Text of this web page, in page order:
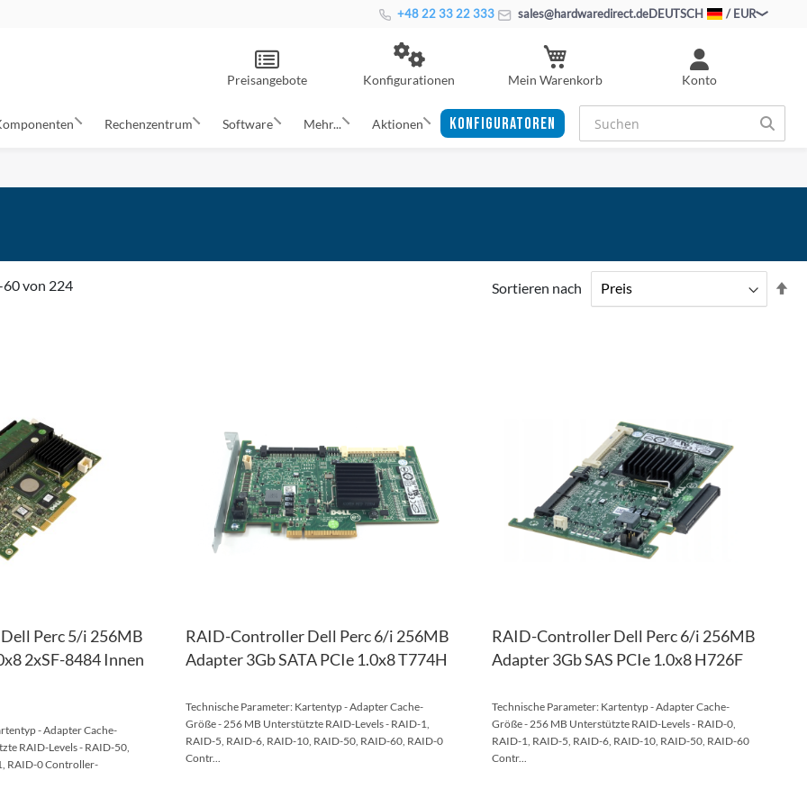
+48 22 33 22 333 sales@hardwaredirect.deDEUTSCH / EUR
Konto
Konfigurationen Mein Warenkorb
Preisangebote
Rechenzentrum Software Mehr... Aktionen KONFIGURATOREN
60von 224 Sortieren nach
HINZUFÜGEN
VERGLEICHSLISTE
HINZUFÜGEN
Perc 5/i 256MB
2xSF-8484 Innen
- Adapter Cache-
RAID-Levels - RAID-50,
RAID-0 Controller-
VERGLEICHSLISTE
HINZUFÜGEN
RAID-Controller Dell Perc 6/i 256MB
Adapter 3Gb SATA PCIe 1.0x8 T774H
Technische Parameter: Kartentyp - Adapter Cache-
Größe - 256 MB Unterstützte RAID-Levels - RAID-1,
RAID-5, RAID-6, RAID-10, RAID-50, RAID-60, RAID-0
Contr...
RAID-Controller Dell Perc 6/i 256MB
Adapter 3Gb SAS PCIe 1.0x8 H726F
Technische Parameter: Kartentyp - Adapter Cache-
Größe - 256 MB Unterstützte RAID-Levels - RAID-0,
RAID-1, RAID-5, RAID-6, RAID-10, RAID-50, RAID-60
Contr...